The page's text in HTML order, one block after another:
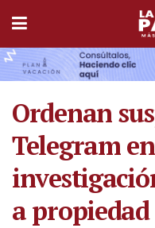
Ordenan
Telegram
a